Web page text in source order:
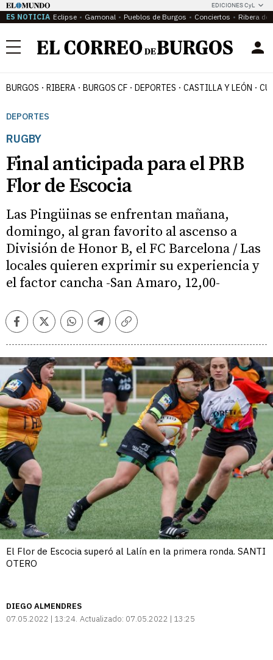
EDICIONES CyL
ES NOTICIA Eclipse Gamonal Pueblos de Burgos Conciertos Ribera del
Menú
BURGOS RIBERA BURGOS CF DEPORTES CASTILLA Y LEÓN
DEPORTES
RUGBY
Final anticipada para el PRB
Flor de Escocia
Las Pingüinas se enfrentan mañana,
domingo, al gran favorito al ascenso a
División de Honor B, el FC Barcelona / Las
locales quieren exprimir su experiencia y
el factor cancha -San Amaro, 12,00-
FacebookTwitterWhatsappTelegramCopiar
El Flor de Escocia superó al Lalín en la primera ronda. SANTI
OTERO
DIEGO ALMENDRES
07.05.2022 | 13:24 Actualizado: 07.05.2022 | 13:25